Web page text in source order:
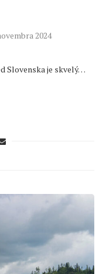
2024
Slovenska je skvelý…